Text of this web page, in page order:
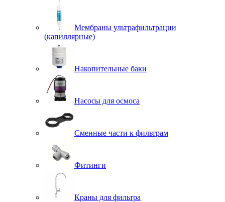
Мембраны ультрафильтрации
(капиллярные)
Накопительные баки
Насосы для осмоса
Сменные части к фильтрам
Фитинги
Краны для фильтра